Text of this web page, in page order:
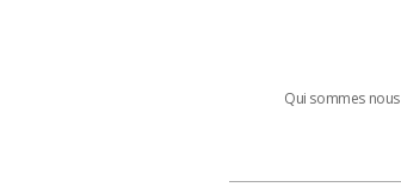
Qui sommes nous